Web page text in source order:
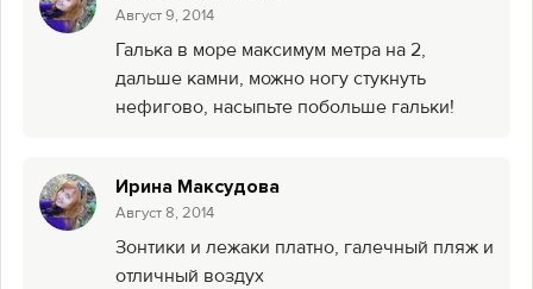
Август 9, 2014
Галька в море максимум метра на 2,
дальше камни, можно ногу стукнуть
нефигово, насыпьте побольше гальки!
Ирина Максудова
Август 8, 2014
Зонтики и лежаки платно, галечный пляж и
отличный воздух